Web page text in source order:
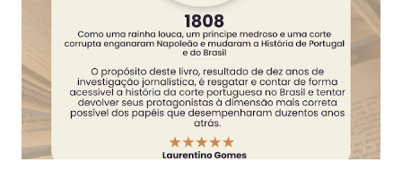
Consuma apenas o que é seu Evita mal-entendidos e
reforça a confiança entre colegas. 4. Derramou algo? Limpe
na hora Higiene imediata garante um ambiente limpo e
agradável para o próximo usuário. 5. Não deixe alimentos
estragarem Escolha um dia fixo da semana para revisar
seus itens e evitar desperdício. 6....